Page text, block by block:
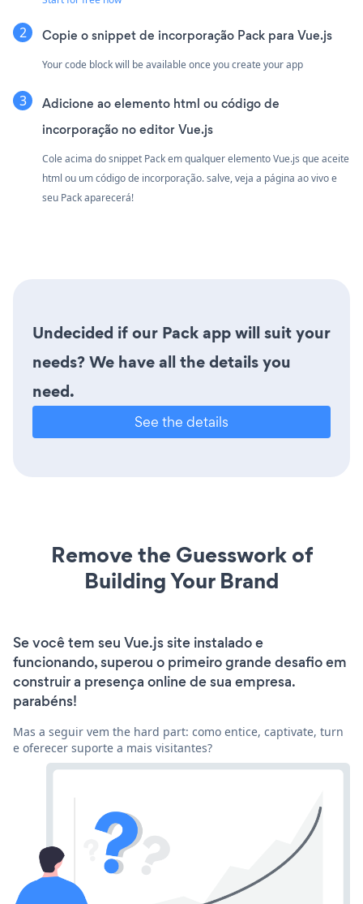
Copie o snippet de incorporação Pack para Vue.js
Your code block will be available once you create your app
Adicione ao elemento html ou código de
incorporação no editor Vue.js
Cole acima do snippet Pack em qualquer elemento Vue.js que aceite
html ou um código de incorporação. salve, veja a página ao vivo e
seu Pack aparecerá!
Undecided if our Pack app will suit your
needs? We have all the details you
need.
See the details
Remove the Guesswork of
Building Your Brand
Se você tem seu Vue.js site instalado e
funcionando, superou o primeiro grande desafio em
construir a presença online de sua empresa.
parabéns!
Mas a seguir vem the hard part: como entice, captivate, turn
e oferecer suporte a mais visitantes?